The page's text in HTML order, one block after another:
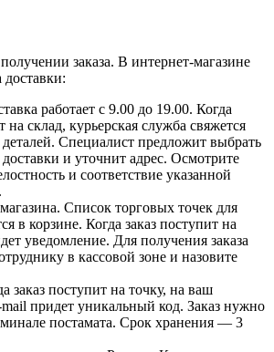
заказа. В интернет-магазине
доставки:
работает с 9.00 до 19.00. Когда
на склад, курьерская служба свяжется
деталей. Специалист предложит выбрать
и уточнит адрес. Осмотрите
и соответствие указанной
Список торговых точек для
в корзине. Когда заказ поступит на
уведомление. Для получения заказа
в кассовой зоне и назовите
заказ поступит на точку, на ваш
придет уникальный код. Заказ нужно
постамата. Срок хранения — 3